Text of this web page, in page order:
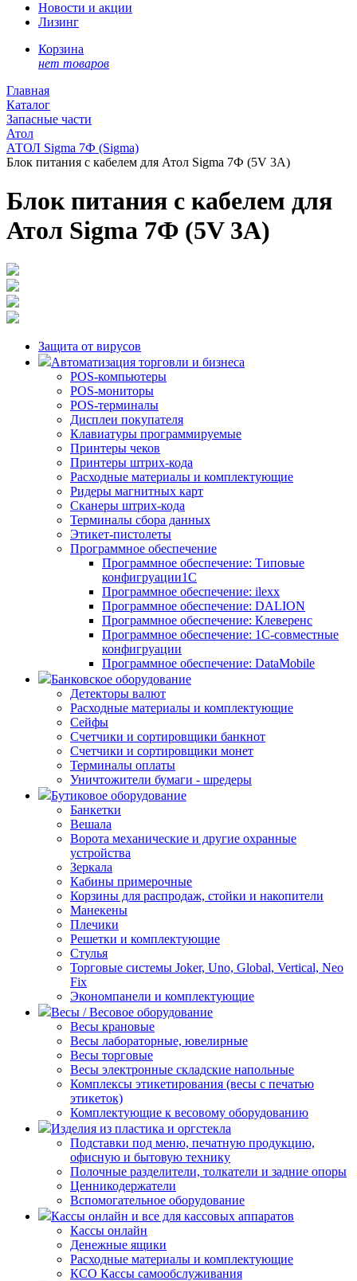
Новости и акции
Лизинг
Корзина
нет товаров
Главная
Каталог
Запасные части
Атол
АТОЛ Sigma 7Ф (Sigma)
Блок питания с кабелем для Атол Sigma 7Ф (5V 3A)
Блок питания с кабелем для
Атол Sigma 7Ф (5V 3A)
Защита от вирусов
Автоматизация торговли и бизнеса
POS-компьютеры
POS-мониторы
POS-терминалы
Дисплеи покупателя
Клавиатуры программируемые
Принтеры чеков
Принтеры штрих-кода
Расходные материалы и комплектующие
Ридеры магнитных карт
Сканеры штрих-кода
Терминалы сбора данных
Этикет-пистолеты
Программное обеспечение
Программное обеспечение: Типовые
конфигруации1С
Программное обеспечение: ilexx
Программное обеспечение: DALION
Программное обеспечение: Клеверенс
Программное обеспечение: 1С-совместные
конфигруации
Программное обеспечение: DataMobile
Банковское оборудование
Детекторы валют
Расходные материалы и комплектующие
Сейфы
Счетчики и сортировщики банкнот
Счетчики и сортировщики монет
Терминалы оплаты
Уничтожители бумаги - шредеры
Бутиковое оборудование
Банкетки
Вешала
Ворота механические и другие охранные
устройства
Зеркала
Кабины примерочные
Корзины для распродаж, стойки и накопители
Манекены
Плечики
Решетки и комплектующие
Стулья
Торговые системы Joker, Uno, Global, Vertical, Neo
Fix
Экономпанели и комплектующие
Весы / Весовое оборудование
Весы крановые
Весы лабораторные, ювелирные
Весы торговые
Весы электронные складские напольные
Комплексы этикетирования (весы с печатью
этикеток)
Комплектующие к весовому оборудованию
Изделия из пластика и оргстекла
Подставки под меню, печатную продукцию,
офисную и бытовую технику
Полочные разделители, толкатели и задние опоры
Ценникодержатели
Вспомогательное оборудование
Кассы онлайн и все для кассовых аппаратов
Кассы онлайн
Денежные ящики
Расходные материалы и комплектующие
КСО Кассы самообслуживания